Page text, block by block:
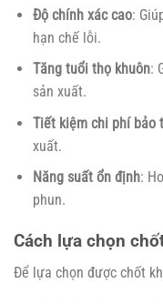
Độ chính xác cao:
hạn chế lỗi.
Tăng tuổi thọ khuôn:
sản xuất.
Tiết kiệm chi phí bảo
xuất.
Năng suất ổn định:
phun.
Cách lựa chọn
Để lựa chọn được chốt